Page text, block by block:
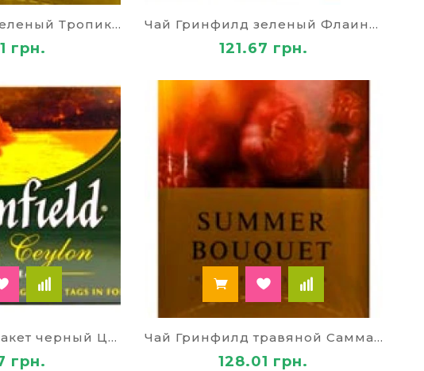
Чай Гринфилд зеленый Тропикал Мавел 79729
грн.
Чай Гринфилд зеленый Флаинг Драгон 79672
121.67 грн.
Чай Гринфилд пакет черный Цейлон 79669
грн.
Чай Гринфилд травяной Самма Букет 79715
128.01 грн.